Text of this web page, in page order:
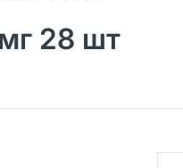
28 шт